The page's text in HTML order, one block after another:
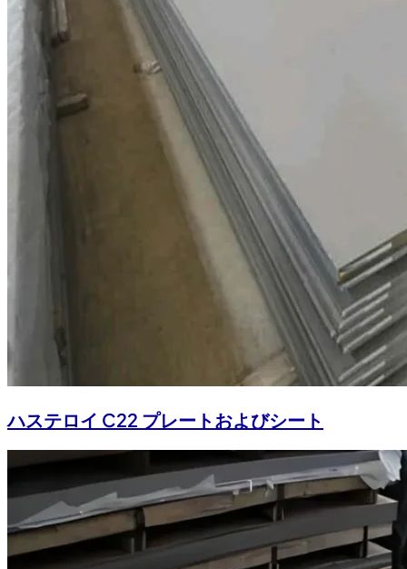
ハステロイ C22 プレートおよびシート